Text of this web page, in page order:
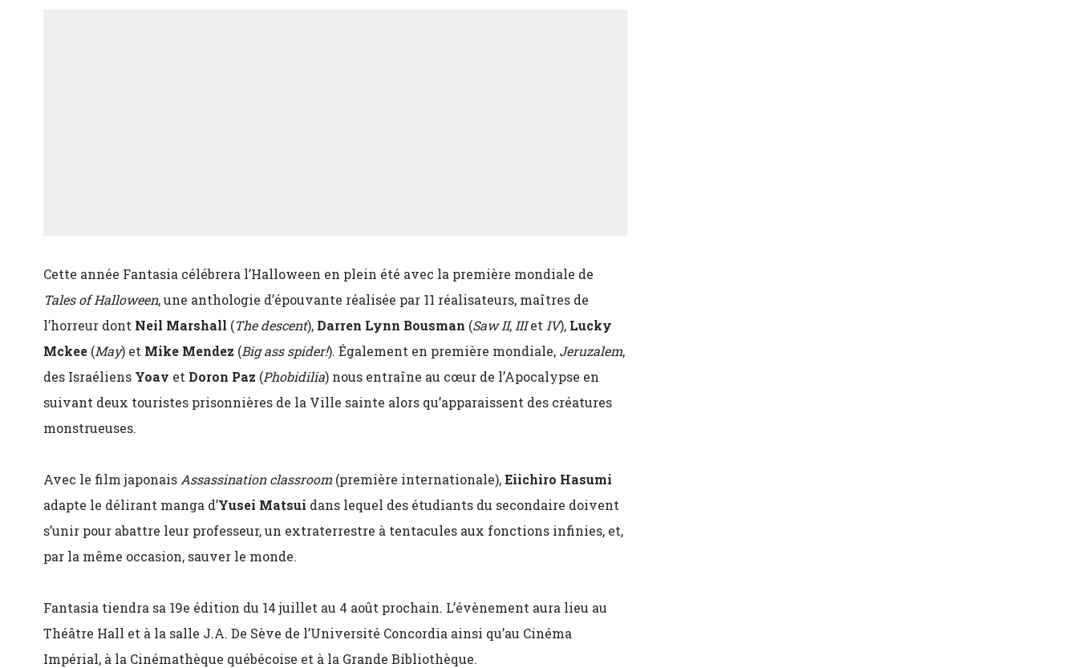
Cette année Fantasia célébrera l’Halloween en plein été avec la première mondiale de
Tales of Halloween, une anthologie d’épouvante réalisée par 11 réalisateurs, maîtres de
l’horreur dont Neil Marshall (The descent), Darren Lynn Bousman (Saw II, IIIet IV), Lucky
Mckee(May) et Mike Mendez (Big ass spider!). Également en première mondiale, Jeruzalem,
des Israéliens Yoav et Doron Paz (Phobidilia) nous entraîne au cœur de l’Apocalypse en
suivant deux touristes prisonnières de la Ville sainte alors qu’apparaissent des créatures
monstrueuses.
Avec le film japonais Assassination classroom(première internationale),Eiichiro Hasumi
adapte le délirant manga d’Yusei Matsui dans lequel des étudiants du secondaire doivent
s’unir pour abattre leur professeur, un extraterrestre à tentacules aux fonctions infinies, et,
par la même occasion, sauver le monde.
Fantasia tiendra sa 19e édition du 14 juillet au 4 août prochain. L’évènement aura lieu au
Théâtre Hall et à la salle J.A. De Sève de l’Université Concordia ainsi qu’au Cinéma
Impérial, à la Cinémathèque québécoise et à la Grande Bibliothèque.